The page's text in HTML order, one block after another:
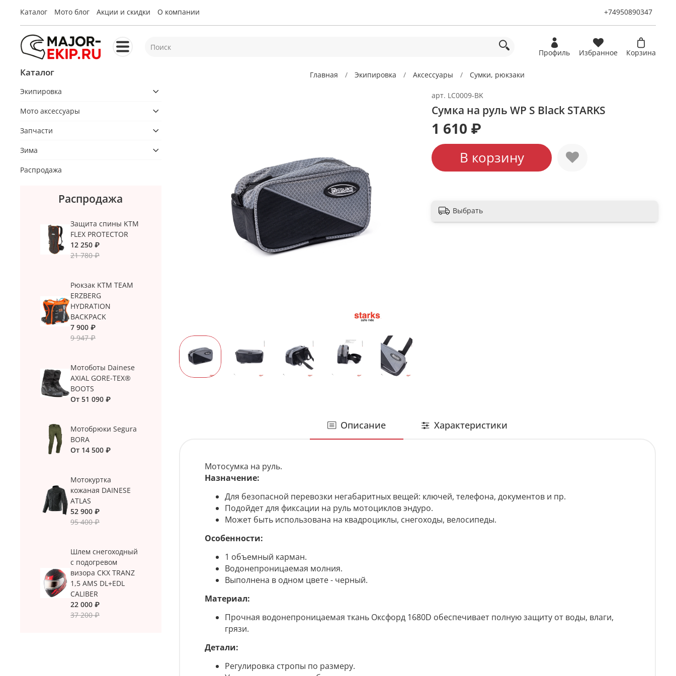
Каталог Мото блог Акции и скидки О компании +74950890347
Профиль Избранное Корзина
Главная Экипировка Аксессуары Сумки, рюкзаки
арт. LC0009-BK
Сумка на руль WP S Black STARKS
1 610 ₽
В корзину
Выбрать
Описание Характеристики
Мотосумка на руль.
Назначение:
Для безопасной перевозки негабаритных вещей: ключей, телефона, документов и пр.
Подойдет для фиксации на руль мотоциклов эндуро.
Может быть использована на квадроциклы, снегоходы, велосипеды.
Особенности:
1 объемный карман.
Водонепроницаемая молния.
Выполнена в одном цвете - черный.
Материал:
Прочная водонепроницаемая ткань Оксфорд 1680D обеспечивает полную защиту от воды, влаги,
грязи.
Детали:
Регулировка стропы по размеру.
Каталог
Экипировка
Мото аксессуары
Запчасти
Зима
Распродажа
Распродажа
Защита спины KTM
FLEX PROTECTOR
12 250 ₽
21 780 ₽
Рюкзак KTM TEAM
ERZBERG
HYDRATION
BACKPACK
7 900 ₽
9 947 ₽
Мотоботы Dainese
AXIAL GORE-TEX®
BOOTS
От 51 090 ₽
Мотобрюки Segura
BORA
От 14 500 ₽
Мотокуртка
кожаная DAINESE
ATLAS
52 900 ₽
95 400 ₽
Шлем снегоходный
с подогревом
визора CKX TRANZ
1,5 AMS DL+EDL
CALIBER
22 000 ₽
37 200 ₽